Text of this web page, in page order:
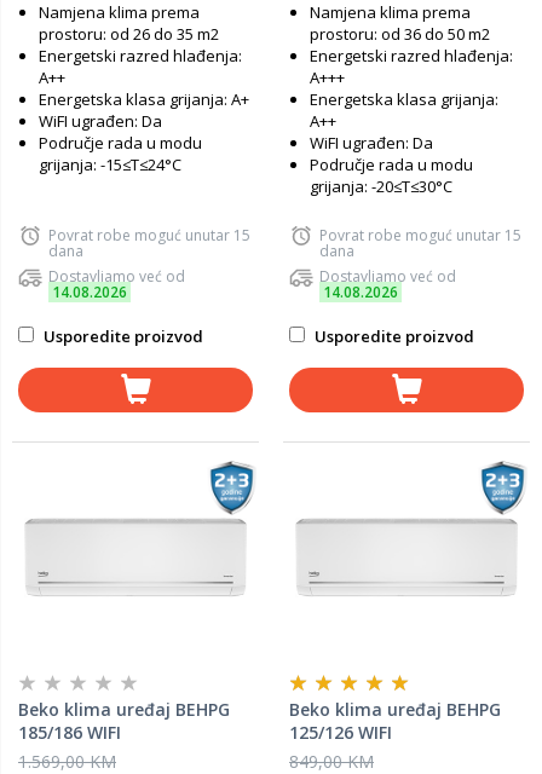
Namjena klima prema
prostoru: od 26 do 35 m2
Energetski razred hlađenja:
A++
Energetska klasa grijanja: A+
WiFI ugrađen: Da
Područje rada u modu
grijanja: -15≤T≤24°C
Povrat robe moguć unutar 15
dana
Dostavljamo već od
14.08.2026
Usporedite proizvod
Namjena klima prema
prostoru: od 36 do 50 m2
Energetski razred hlađenja:
A+++
Energetska klasa grijanja:
A++
WiFI ugrađen: Da
Područje rada u modu
grijanja: -20≤T≤30°C
Povrat robe moguć unutar 15
dana
Dostavljamo već od
14.08.2026
Usporedite proizvod
Beko klima uređaj BEHPG
185/186 WIFI
1.569,00 KM
Beko klima uređaj BEHPG
125/126 WIFI
849,00 KM